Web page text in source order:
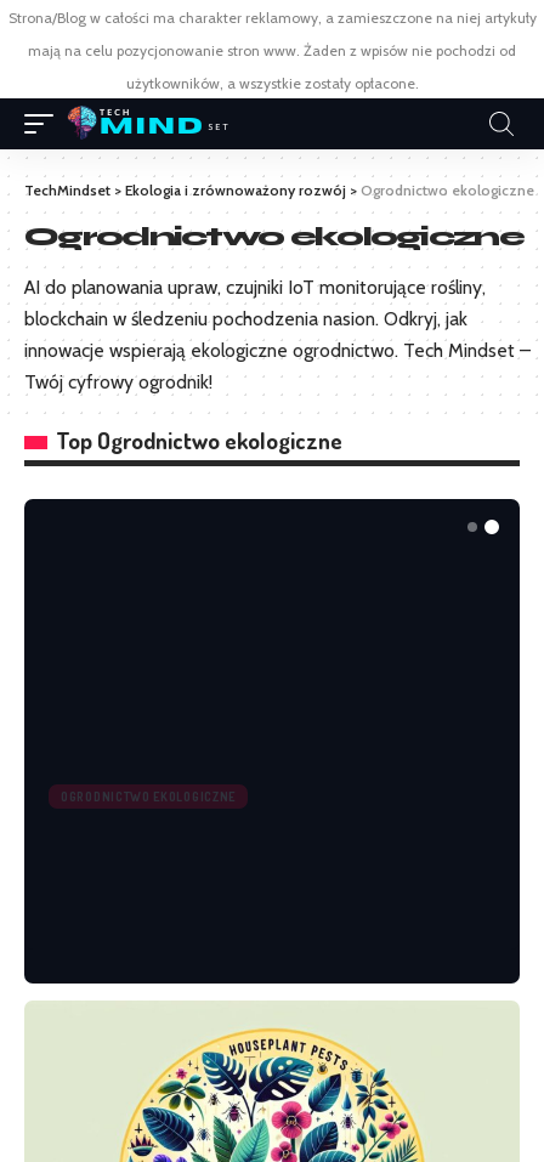
Strona/Blog w całości ma charakter reklamowy, a zamieszczone na niej artykuły
mają na celu pozycjonowanie stron www. Żaden z wpisów nie pochodzi od
użytkowników, a wszystkie zostały opłacone.
TechMindset > Ekologia i zrównoważony rozwój > Ogrodnictwo ekologiczne
Ogrodnictwo ekologiczne
AI do planowania upraw, czujniki IoT monitorujące rośliny,
blockchain w śledzeniu pochodzenia nasion. Odkryj, jak
innowacje wspierają ekologiczne ogrodnictwo. Tech Mindset –
Twój cyfrowy ogrodnik!
Top Ogrodnictwo ekologiczne
OGRODNICTWO EKOLOGICZNE